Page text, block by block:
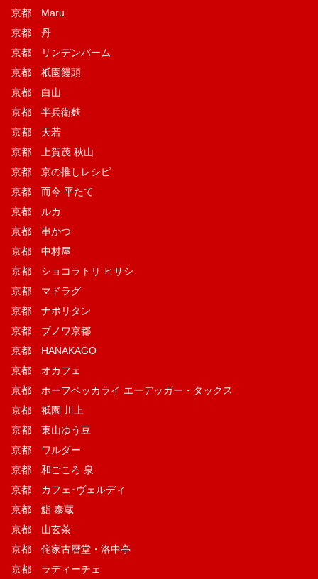
京都 Maru
京都 丹
京都 リンデンバーム
京都 祇園饅頭
京都 白山
京都 半兵衛麩
京都 天若
京都 上賀茂 秋山
京都 京の推しレシピ
京都 而今 平たて
京都 ルカ
京都 串かつ
京都 中村屋
京都 ショコラトリ ヒサシ
京都 マドラグ
京都 ナポリタン
京都 ブノワ京都
京都 HANAKAGO
京都 オカフェ
京都 ホーフベッカライ エーデッガー・タックス
京都 祇園 川上
京都 東山ゆう豆
京都 ワルダー
京都 和ごころ 泉
京都 カフェ･ヴェルディ
京都 鮨 泰蔵
京都 山玄茶
京都 侘家古暦堂・洛中亭
京都 ラディーチェ